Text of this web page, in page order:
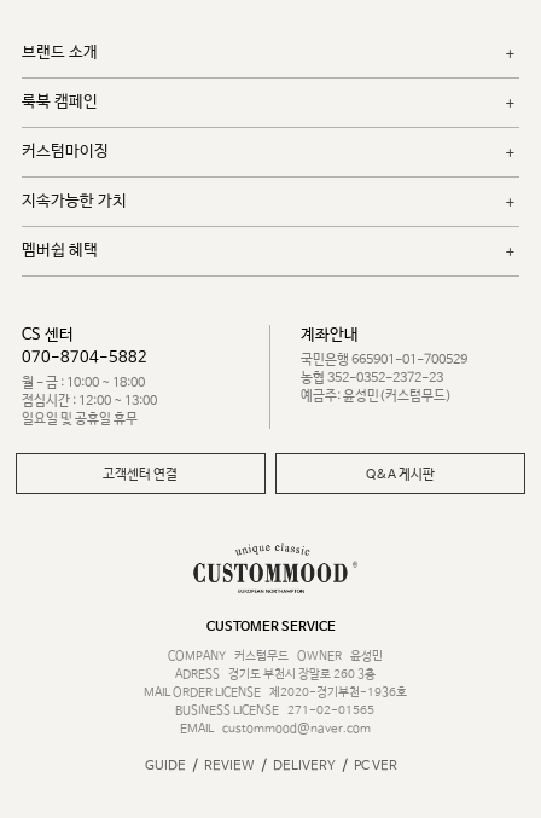
브랜드 소개
룩북 캠페인
커스텀마이징
지속가능한 가치
멤버쉽 혜택
CS 센터
070-8704-5882
월 - 금 : 10:00 ~ 18:00
점심시간 : 12:00 ~ 13:00
일요일 및 공휴일 휴무
계좌안내
국민은행 665901-01-700529
농협 352-0352-2372-23
예금주: 윤성민(커스텀무드)
고객센터 연결 Q&A 게시판
CUSTOMER SERVICE
COMPANY
커스텀무드 OWNER
윤성민
ADRESS
경기도 부천시 장말로 260 3층
MAIL ORDER LICENSE
제2020-경기부천-1936호
BUSINESS LICENSE 271-02-01565
EMAIL
custommood@naver.com
GUIDE / REVIEW / DELIVERY / PC VER